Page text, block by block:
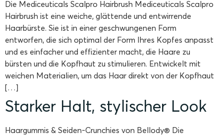
Die Mediceuticals Scalpro Hairbrush Mediceuticals Scalpro
Hairbrush ist eine weiche, glättende und entwirrende
Haarbürste. Sie ist in einer geschwungenen Form
entworfen, die sich optimal der Form Ihres Kopfes anpasst
und es einfacher und effizienter macht, die Haare zu
bürsten und die Kopfhaut zu stimulieren. Entwickelt mit
weichen Materialien, um das Haar direkt von der Kopfhaut
[…]
Starker Halt, stylischer Look
Haargummis & Seiden-Crunchies von Bellody® Die